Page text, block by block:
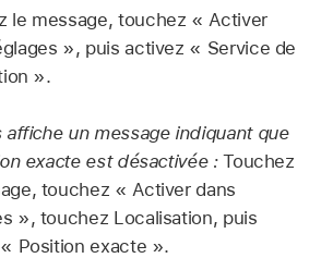
le message, touchez « Activer
», puis activez « Service de
».
affiche un message indiquant que
exacte est désactivée :Touchez
touchez « Activer dans
», touchez Localisation, puis
Position exacte ».